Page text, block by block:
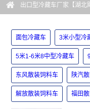
出口型冷藏车厂家【湖北
面包冷藏车 3米小型冷
5米1-6米8中型冷藏车
东风散装饲料车 陕汽
解放散装饲料车 福田